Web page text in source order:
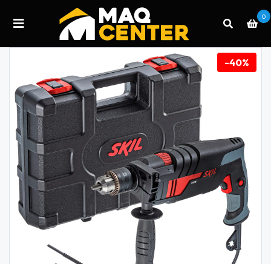
0
-40%